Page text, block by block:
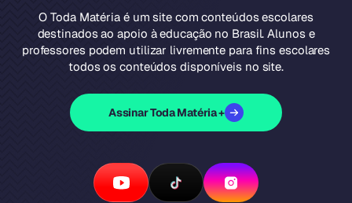
O Toda Matéria é um site com conteúdos escolares
destinados ao apoio à educação no Brasil. Alunos e
professores podem utilizar livremente para fins escolares
todos os conteúdos disponíveis no site.
Assinar Toda Matéria +